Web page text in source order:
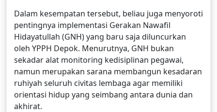
Dalam kesempatan tersebut, beliau juga menyoroti
pentingnya implementasi Gerakan Nawafil
Hidayatullah (GNH) yang baru saja diluncurkan
oleh YPPH Depok. Menurutnya, GNH bukan
sekadar alat monitoring kedisiplinan pegawai,
namun merupakan sarana membangun kesadaran
ruhiyah seluruh civitas lembaga agar memiliki
orientasi hidup yang seimbang antara dunia dan
akhirat.